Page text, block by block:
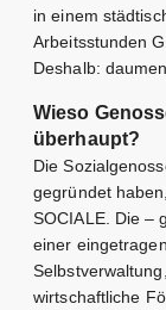
in einem
Arbeitsstunden
Deshalb:
Wieso
überhaupt?
Die
gegründet
SOCIALE. Die –
einer
wirtschaftliche